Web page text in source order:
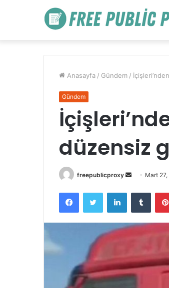
Anasayfa / Gündem /
Gündem
düzensiz
freepublicproxy
Bir
posta
göndermek
Mart
FacebookTwitter LinkedIn